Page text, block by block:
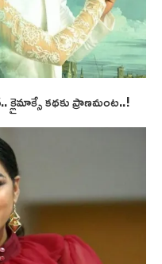
కథకు ప్రాణమంట..!